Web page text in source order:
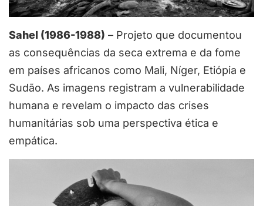
Sahel (1986-1988) – Projeto que documentou
as consequências da seca extrema e da fome
em países africanos como Mali, Níger, Etiópia e
Sudão. As imagens registram a vulnerabilidade
humana e revelam o impacto das crises
humanitárias sob uma perspectiva ética e
empática.